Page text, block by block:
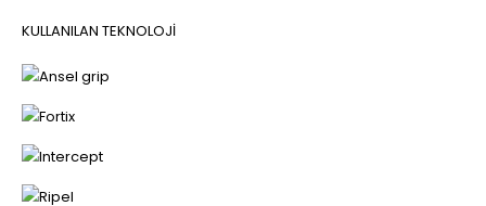
KULLANILAN TEKNOLOJİ